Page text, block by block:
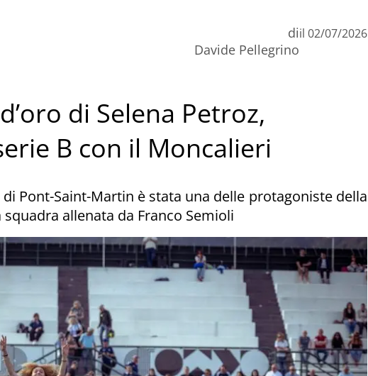
di
Davide Pellegrino
il 02/07/2026
di Selena Petroz,
B con il Moncalieri
di Pont-Saint-Martin è stata una delle protagoniste della
allenata da Franco Semioli